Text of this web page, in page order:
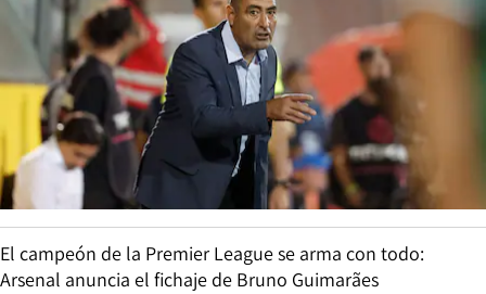
El campeón de la Premier League se arma con todo:
Arsenal anuncia el fichaje de Bruno Guimarães